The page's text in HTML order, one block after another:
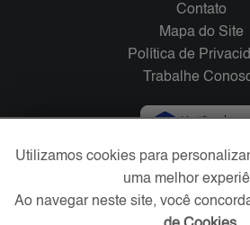
Contato
Mapa do Site
Política de
Trabalhe
Verificada
Redes
Utilizamos cookies para
uma melhor
Ao navegar neste site, você